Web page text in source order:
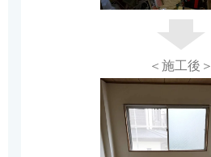
＜施工後＞